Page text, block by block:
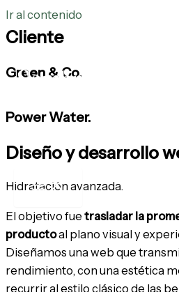
Ir al contenido
Cliente
Green & Co.
Power Water.
Diseño y desarrollo
Hidratación avanzada.
El objetivo fue trasladar la
productoal plano visual y
Diseñamos una web que
rendimiento, con una estética
recurrir al estilo clásico de las